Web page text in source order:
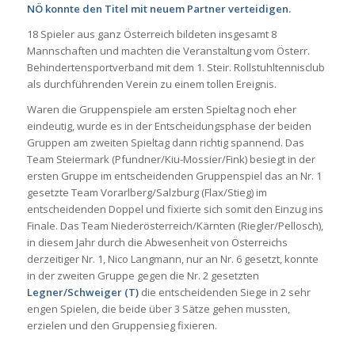
NÖ konnte den Titel mit neuem Partner verteidigen.
18 Spieler aus ganz Österreich bildeten insgesamt 8
Mannschaften und machten die Veranstaltung vom Österr.
Behindertensportverband mit dem 1. Steir. Rollstuhltennisclub
als durchführenden Verein zu einem tollen Ereignis.
Waren die Gruppenspiele am ersten Spieltag noch eher
eindeutig, wurde es in der Entscheidungsphase der beiden
Gruppen am zweiten Spieltag dann richtig spannend. Das
Team Steiermark (Pfundner/Kiu-Mossier/Fink) besiegt in der
ersten Gruppe im entscheidenden Gruppenspiel das an Nr. 1
gesetzte Team Vorarlberg/Salzburg (Flax/Stieg) im
entscheidenden Doppel und fixierte sich somit den Einzug ins
Finale. Das Team Niederösterreich/Kärnten (Riegler/Pellosch),
in diesem Jahr durch die Abwesenheit von Österreichs
derzeitiger Nr. 1, Nico Langmann, nur an Nr. 6 gesetzt, konnte
in der zweiten Gruppe gegen die Nr. 2 gesetzten
Legner/Schweiger (T)die entscheidenden Siege in 2 sehr
engen Spielen, die beide über 3 Sätze gehen mussten,
erzielen und den Gruppensieg fixieren.